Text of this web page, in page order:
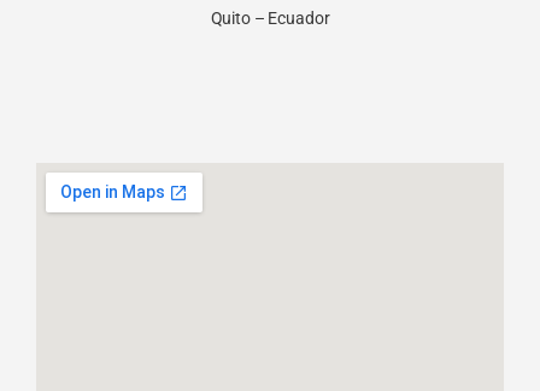
Quito – Ecuador